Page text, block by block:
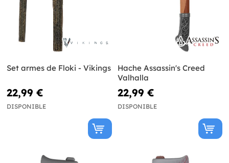
Set armes de Floki - Vikings
22,99 €
DISPONIBLE
Hache Assassin's Creed
Valhalla
22,99 €
DISPONIBLE